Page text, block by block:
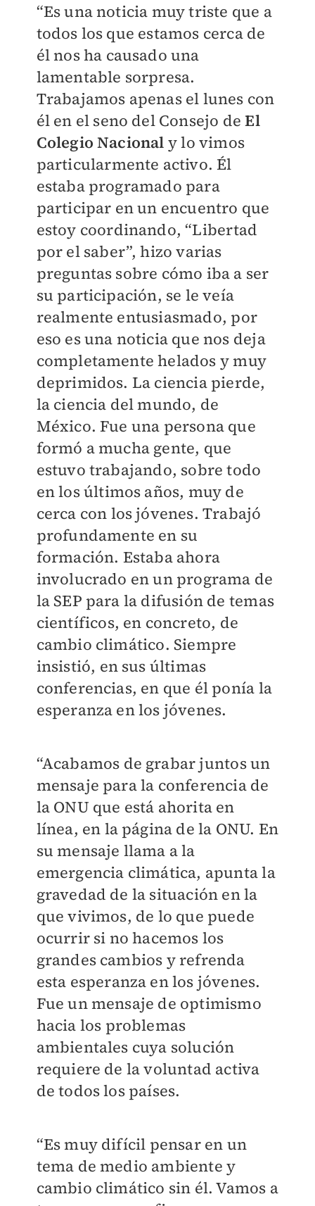
“Es una noticia muy triste que a
todos los que estamos cerca de
él nos ha causado una
lamentable sorpresa.
Trabajamos apenas el lunes con
él en el seno del Consejo deEl
Colegio Nacional y lo vimos
particularmente activo. Él
estaba programado para
participar en un encuentro que
estoy coordinando, “Libertad
por el saber”, hizo varias
preguntas sobre cómo iba a ser
su participación, se le veía
realmente entusiasmado, por
eso es una noticia que nos deja
completamente helados y muy
deprimidos. La ciencia pierde,
la ciencia del mundo, de
México. Fue una persona que
formó a mucha gente, que
estuvo trabajando, sobre todo
en los últimos años, muy de
cerca con los jóvenes. Trabajó
profundamente en su
formación. Estaba ahora
involucrado en un programa de
la SEP para la difusión de temas
científicos, en concreto, de
cambio climático. Siempre
insistió, en sus últimas
conferencias, en que él ponía la
esperanza en los jóvenes.
“Acabamos de grabar juntos un
mensaje para la conferencia de
la ONU que está ahorita en
línea, en la página de la ONU. En
su mensaje llama a la
emergencia climática, apunta la
gravedad de la situación en la
que vivimos, de lo que puede
ocurrir si no hacemos los
grandes cambios y refrenda
esta esperanza en los jóvenes.
Fue un mensaje de optimismo
hacia los problemas
ambientales cuya solución
requiere de la voluntad activa
de todos los países.
“Es muy difícil pensar en un
tema de medio ambiente y
cambio climático sin él. Vamos a